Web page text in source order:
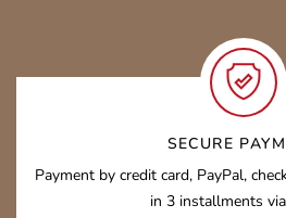
SECURE
Payment by credit card, PayPal,
in 3 installments